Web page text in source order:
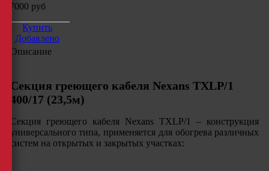
27000 руб
Купить
Добавлено
Описание
Секция греющего кабеля Nexans TXLP/1
400/17 (23,5м)
Секция греющего кабеля Nexans TXLP/1 – конструкция
универсального типа, применяется для обогрева различных
систем на открытых и закрытых участках: